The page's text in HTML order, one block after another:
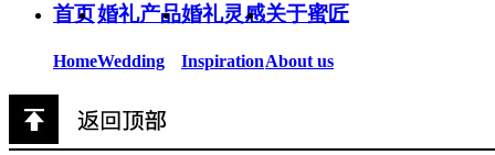
首页
Home
婚礼产品
Wedding
婚礼灵感
Inspiration
关于蜜匠
About us